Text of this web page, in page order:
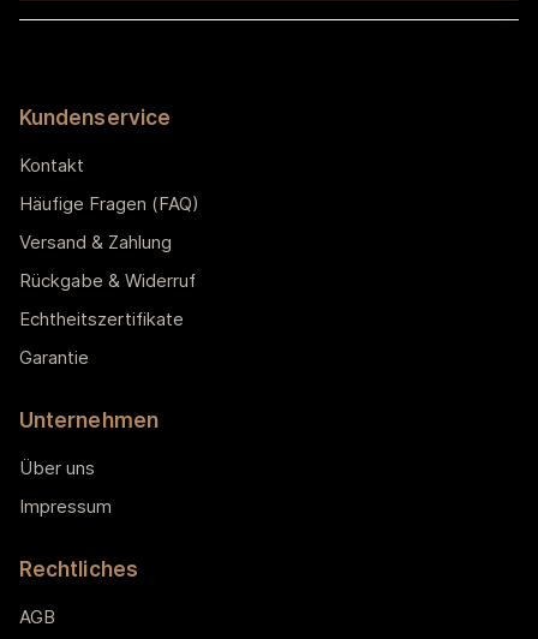
Kundenservice
Kontakt
Häufige Fragen (FAQ)
Versand & Zahlung
Rückgabe & Widerruf
Echtheitszertifikate
Garantie
Unternehmen
Über uns
Impressum
Rechtliches
AGB